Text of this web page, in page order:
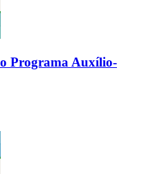
Programa Auxílio-